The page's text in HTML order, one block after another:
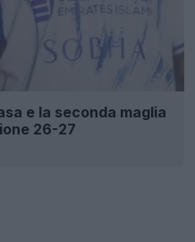
e la seconda maglia
26-27